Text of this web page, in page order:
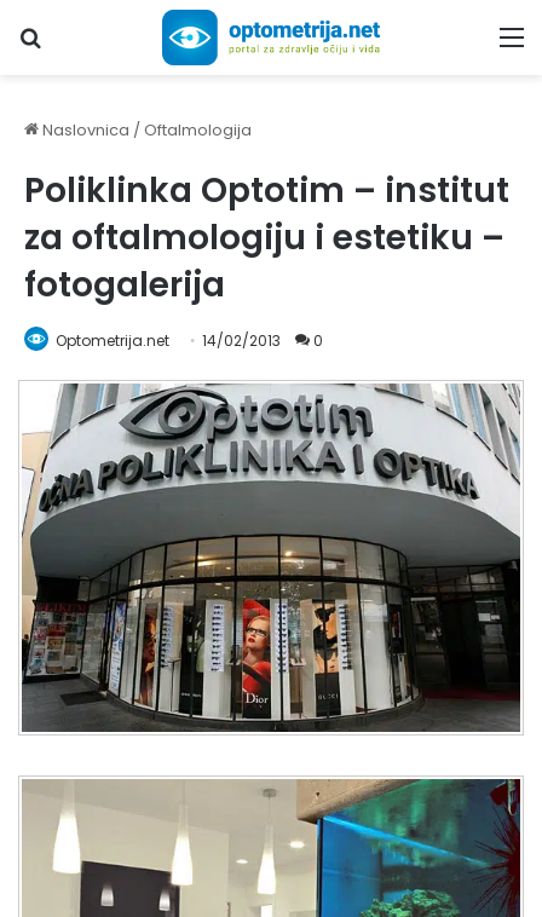
Upiši traženi pojam...
Naslovnica /Oftalmologija
Poliklinka Optotim – institut
za oftalmologiju i estetiku –
fotogalerija
Optometrija.net 14/02/2013 0